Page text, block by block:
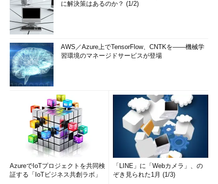
に解決策はあるのか？ (1/2)
AWS／Azure上でTensorFlow、CNTKを――機械学
習環境のマネージドサービスが登場
AzureでIoTプロジェクトを共同検
証する「IoTビジネス共創ラボ」
「LINE」に「Webカメラ」、の
ぞき見られた1月 (1/3)